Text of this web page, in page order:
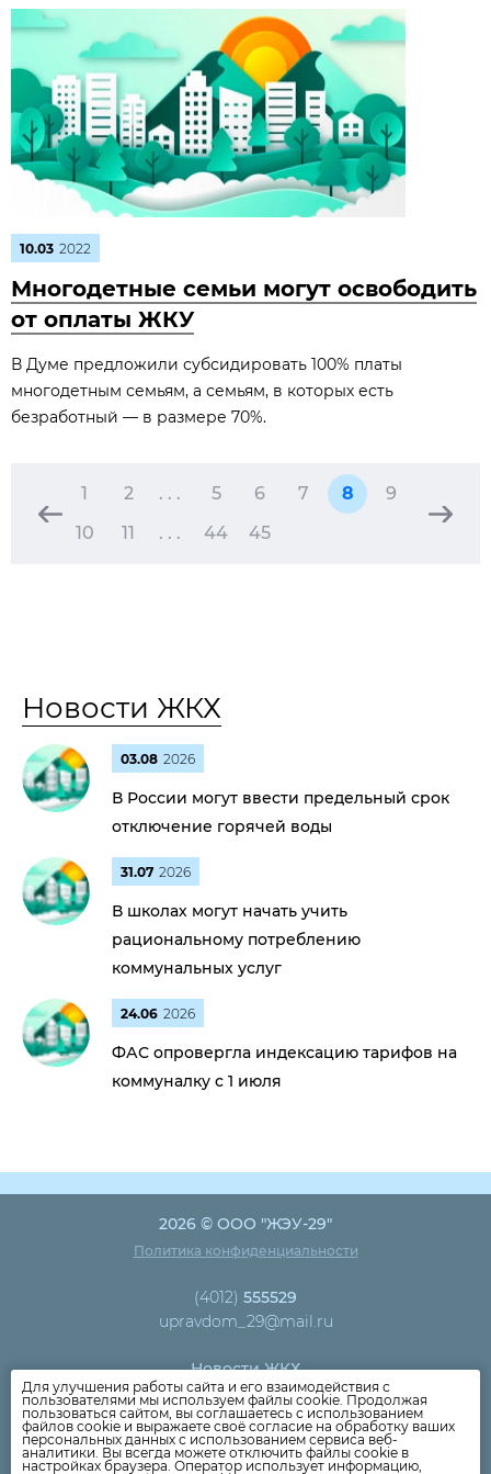
10.03 2022
Многодетные семьи могут освободить
от оплаты ЖКУ
В Думе предложили субсидировать 100% платы
многодетным семьям, а семьям, в которых есть
безработный — в размере 70%.
1 2 . . . 5 6 7 8
9
10
11 . . . 44 45
Новости ЖКХ
03.08 2026
В России могут ввести предельный срок
отключение горячей воды
31.07 2026
В школах могут начать учить
рациональному потреблению
коммунальных услуг
24.06 2026
ФАС опровергла индексацию тарифов на
коммуналку с 1 июля
2026 © ООО "ЖЭУ-29"
Политика конфиденциальности
(4012) 555529
upravdom_29@mail.ru
Новости ЖКХ
Новости компании
Как оплатить
Дома
Для улучшения работы сайта и его взаимодействия с
пользователями мы используем файлы cookie. Продолжая
пользоваться сайтом, вы соглашаетесь с использованием
файлов cookie и выражаете своё согласие на обработку ваших
персональных данных с использованием сервиса веб-
аналитики. Вы всегда можете отключить файлы cookie в
настройках браузера. Оператор использует информацию,